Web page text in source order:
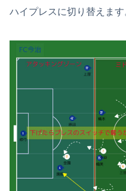
ハイプレスに切り替えます